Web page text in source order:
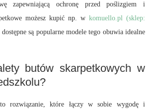
zapewniającą ochronę przed poślizgiem i
możesz kupić np. w komuello.pl (sklep:
są popularne modele tego obuwia idealne
butów skarpetkowych w
rozwiązanie, które łączy w sobie wygodę i